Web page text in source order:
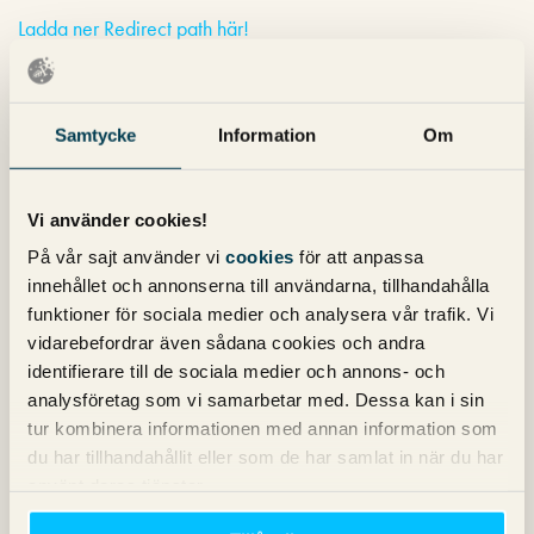
Samtycke Information Om
Vi använder cookies!
På vår sajt använder vi cookies för att anpassa
innehållet och annonserna till användarna, tillhandahålla
funktioner för sociala medier och analysera vår trafik. Vi
vidarebefordrar även sådana cookies och andra
identifierare till de sociala medier och annons- och
analysföretag som vi samarbetar med. Dessa kan i sin
tur kombinera informationen med annan information som
du har tillhandahållit eller som de har samlat in när du har
Ladda ner Redirect path här!
Vilka SEO-plugin till Chrome tycker du om att använda?
Kommentera gärna här nedan!
Erik Bråneryd
2 kommentarer på "5 användbara
SEO plugins till Chrome"
Hasan Fransson skriver:
23 augusti 2018 kl. 11:26
Tack för tipsen. Laddade hem lighthouse direkt.